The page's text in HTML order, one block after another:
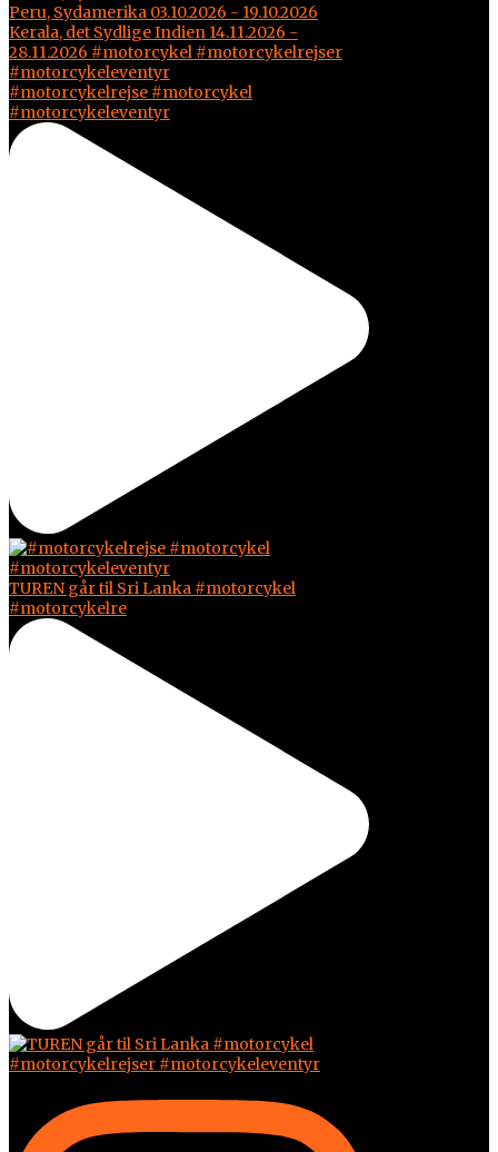
#motorcykelrejse #motorcykel
#motorcykeleventyr
TUREN går til Sri Lanka #motorcykel
#motorcykelre